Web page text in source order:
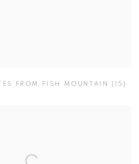
FROM FISH MOUNTAIN (15)